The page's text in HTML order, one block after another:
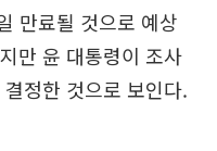
만료될 것으로 예상
만 윤 대통령이 조사
정한 것으로 보인다.